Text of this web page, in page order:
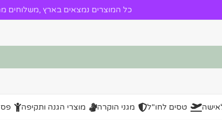
כל המוצרים נמצאים בארץ ,משלוחים
טסים לחו"ל מגני הוקרה מוצרי הגנה ותקיפה